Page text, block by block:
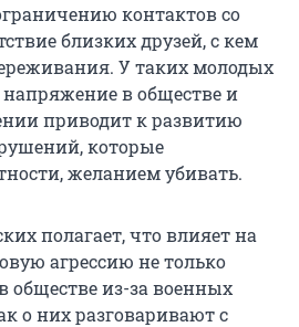
контактов со
близких друзей, с кем
У таких молодых
в обществе и
приводит к развитию
которые
желанием убивать.
полагает, что влияет на
агрессию не только
обществе из-за военных
о них разговаривают с